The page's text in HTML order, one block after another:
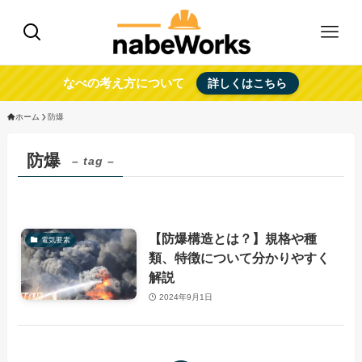
なべの考え方について 詳しくはこちら
ホーム 防爆
防爆 – tag –
電気要素
【防爆構造とは？】規格や種
類、特徴について分かりやすく
解説
2024年9月1日